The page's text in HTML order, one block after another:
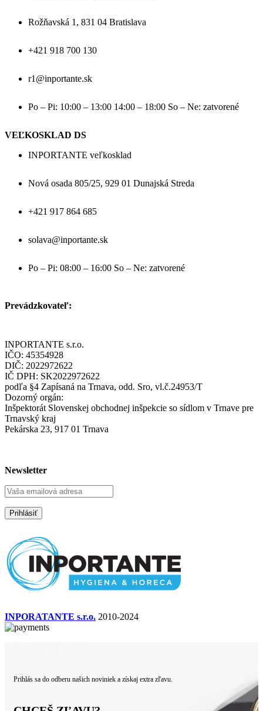
Rožňavská 1, 831 04 Bratislava
+421 918 700 130
r1@inportante.sk
Po – Pi: 10:00 – 13:00 14:00 – 18:00 So – Ne: zatvorené
VEĽKOSKLAD DS
INPORTANTE veľkosklad
Nová osada 805/25, 929 01 Dunajská Streda
+421 917 864 685
solava@inportante.sk
Po – Pi: 08:00 – 16:00 So – Ne: zatvorené
Prevádzkovateľ:
INPORTANTE s.r.o.
IČO: 45354928
DIČ: 2022972622
IČ DPH: SK2022972622
podľa §4 Zapísaná na Trnava, odd. Sro, vl.č.24953/T
Dozorný orgán:
Inšpektorát Slovenskej obchodnej inšpekcie so sídlom v Trnave pre
Trnavský kraj
Pekárska 23, 917 01 Trnava
Newsletter
INPORATANTE s.r.o. 2010-2024
Prihlás sa do odberu našich noviniek a získaj extra zľavu.